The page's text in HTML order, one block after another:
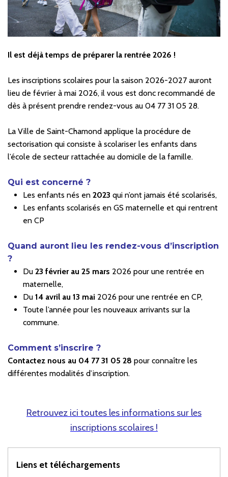
Il est déjà temps de préparer la rentrée 2026 !
Les inscriptions scolaires pour la saison 2026-2027 auront
lieu de février à mai 2026, il vous est donc recommandé de
dès à présent prendre rendez-vous au 04 77 31 05 28.
La Ville de Saint-Chamond applique la procédure de
sectorisation qui consiste à scolariser les enfants dans
l’école de secteur rattachée au domicile de la famille.
Qui est concerné ?
Les enfants nés en 2023 qui n’ont jamais été scolarisés,
Les enfants scolarisés en GS maternelle et qui rentrent
en CP
Quand auront lieu les rendez-vous d’inscription
?
Du 23 février au 25 mars 2026 pour une rentrée en
maternelle,
Du 14 avril au 13 mai 2026 pour une rentrée en CP,
Toute l’année pour les nouveaux arrivants sur la
commune.
Comment s’inscrire ?
Contactez nous au 04 77 31 05 28 pour connaître les
différentes modalités d’inscription.
Retrouvez ici toutes les informations sur les
inscriptions scolaires !
Liens et téléchargements